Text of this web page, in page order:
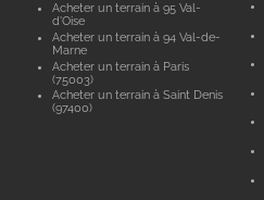
Acheter un terrain à 95 Val-
d'Oise
Acheter un terrain à 94 Val-de-
Marne
Acheter un terrain à Paris
(75003)
Acheter un terrain à Saint Denis
(97400)